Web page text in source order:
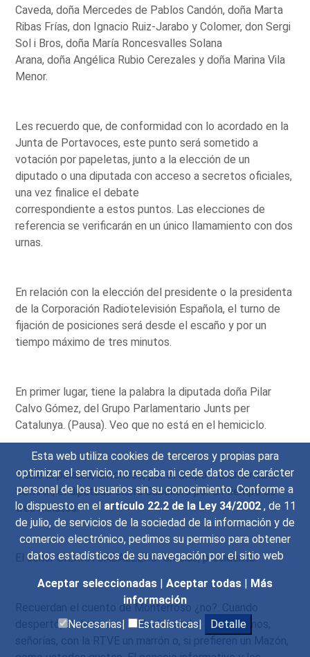
Esta web utiliza cookies de terceros y propias para
optimizar el servicio, no recaba ni cede datos de carácter
personal de los usuarios sin su conocimiento. Conforme a
lo dispuesto en el artículo 22.2 de la Ley 34/2002 , de 11
de julio, de servicios de la sociedad de la información y de
comercio electrónico, pedimos su permiso para obtener
datos estadísticos de su navegación por el sitio web
Aceptar seleccionadas | Aceptar todas | Más
información
Necesarias|
Estadísticas| Detalle
Caveda, doña Mercedes de Pablos Candón, doña Marta
Ribas Frías, don Ignacio Ruiz-Jarabo y Colomer, don Sergi
Sol i Bros, doña María Roncesvalles Solana
Arana, doña Angélica Rubio Cerezales y doña Marina Vila
Menor.
Les recuerdo que, de conformidad con lo acordado en la
Junta de Portavoces, este punto será sometido a
votación por papeletas, junto a la elección de un
diputado o una diputada con acceso a secretos oficiales,
una vez finalice el debate
correspondiente a estos puntos. Las elecciones de
referencia se verificarán en un único llamamiento con dos
urnas.
En relación con la elección del presidente o la presidenta
de la Corporación Radiotelevisión Española, el turno de
fijación de posiciones será desde el escaño y por un
tiempo máximo de tres minutos.
En primer lugar, tiene la palabra la diputada doña Pilar
Calvo Gómez, del Grupo Parlamentario Junts per
Catalunya. (Pausa). Veo que no está en el hemiciclo.
Tiene la palabra, entonces, por el Grupo Parlamentario
SUMAR, el diputado Sierra Caballero por un tiempo de
tres minutos.
El señor SIERRA CABALLERO: Gracias, presidenta.
Recuerdan el cuento de Monterroso ¿no?: Cuando
despertó, el dinosaurio todavía estaba allí. Tenemos,
señorías, con la RTVE un marrón o, si prefieren un Mazón,